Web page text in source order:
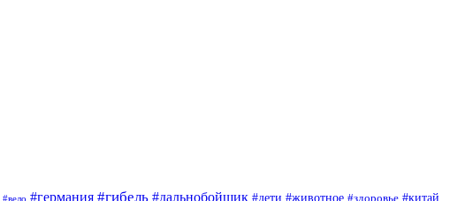
#вело #германия #гибель #дальнобойщик #дети #животное #здоровье #китай